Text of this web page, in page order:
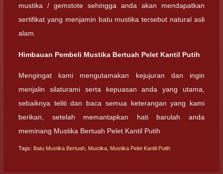
mustika / gemstote sehingga anda akan mendapatkan
sertifikat yang menjamin batu mustika tersebut natural asli
alam.
Himbauan Pembeli Mustika Bertuah Pelet Kantil Putih
Mengingat kami mengutamakan kejujuran dan ingin
menjalin silaturami serta kepuasan anda yang utama,
sebaiknya teliti dan baca semua keterangan yang kami
berikan, setelah memantapkan hati barulah anda
meminang Mustika Bertuah Pelet Kantil Putih
Tags: Batu Mustika Bertuah Mustika Mustika Pelet Kantil Putih